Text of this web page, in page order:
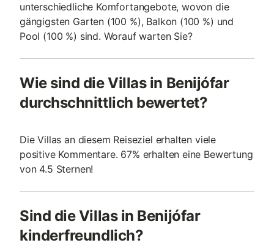
unterschiedliche Komfortangebote, wovon die
gängigsten Garten (100 %), Balkon (100 %) und
Pool (100 %) sind. Worauf warten Sie?
Wie sind die Villas in Benijófar
durchschnittlich bewertet?
Die Villas an diesem Reiseziel erhalten viele
positive Kommentare. 67% erhalten eine Bewertung
von 4.5 Sternen!
Sind die Villas in Benijófar
kinderfreundlich?